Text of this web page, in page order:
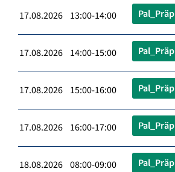
17.08.2026 13:00-14:00 Pal_Präp
17.08.2026 14:00-15:00 Pal_Präp
17.08.2026 15:00-16:00 Pal_Präp
17.08.2026 16:00-17:00 Pal_Präp
18.08.2026 08:00-09:00 Pal_Präp